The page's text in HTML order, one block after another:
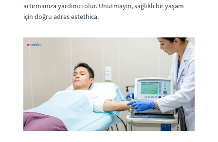
artırmanıza yardımcı olur. Unutmayın, sağlıklı bir yaşam
için doğru adres estethica.